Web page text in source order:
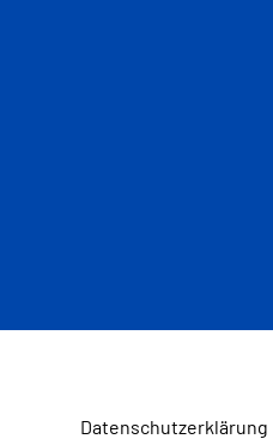
Datenschutzerklärung